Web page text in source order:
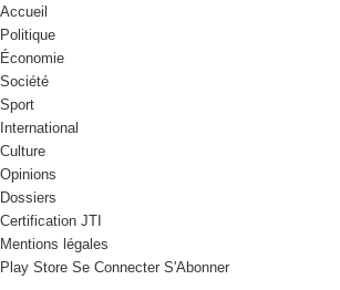
Accueil
Politique
Économie
Société
Sport
International
Culture
Opinions
Dossiers
Certification JTI
Mentions légales
Play Store Se Connecter S'Abonner